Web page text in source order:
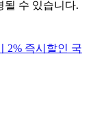
될 수 있습니다.
2% 즉시할인 국